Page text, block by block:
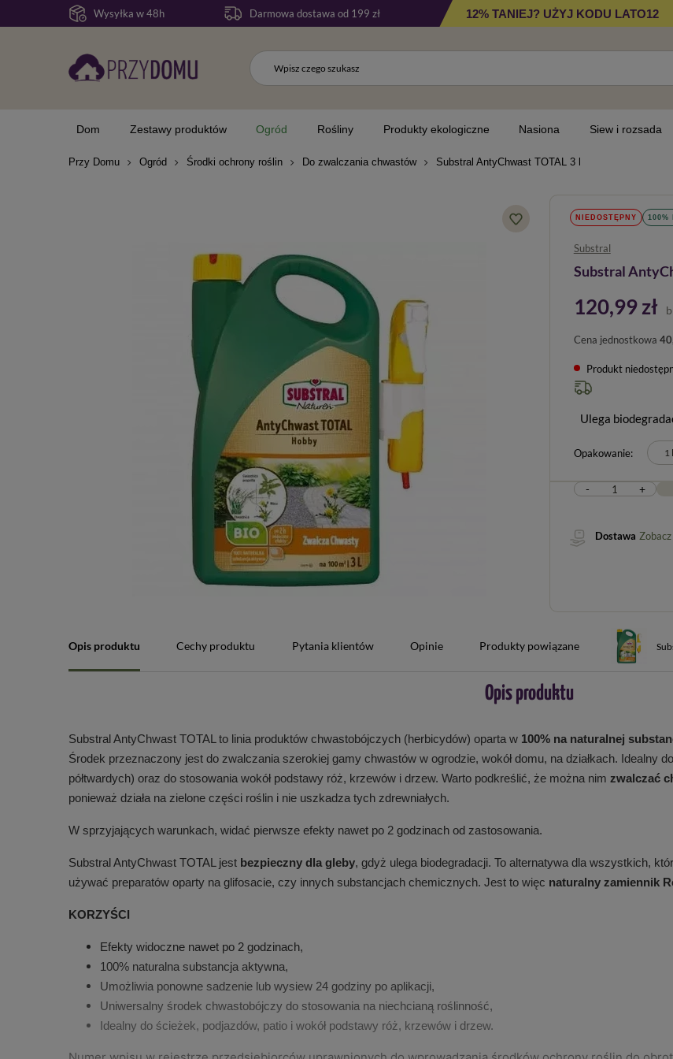
Wysyłka w 48h Darmowa dostawa od 199 zł 12% TANIEJ? UŻYJ KODU LATO12
Dom Zestawy produktów Ogród Rośliny Produkty ekologiczne Nasiona Siew i rozsada
Przy Domu Ogród Środki ochrony roślin Do zwalczania chwastów Substral AntyChwast TOTAL 3 l
NIEDOSTĘPNY 100%
Substral
Substral
120,99 zł
Cena jednostkowa
Produkt
Ulega
Opakowanie 1
- +
Dostawa
Opis produktu Cechy produktu Pytania klientów Opinie Produkty powiązane
Opis produktu
Substral AntyChwast TOTAL to linia produktów chwastobójczych (herbicydów) oparta w 100% na naturalnej
Środek przeznaczony jest do zwalczania szerokiej gamy chwastów w ogrodzie, wokół domu, na działkach. Idealny
półtwardych) oraz do stosowania wokół podstawy róż, krzewów i drzew. Warto podkreślić, że można nim zwalczać
ponieważ działa na zielone części roślin i nie uszkadza tych zdrewniałych.
W sprzyjających warunkach, widać pierwsze efekty nawet po 2 godzinach od zastosowania.
Substral AntyChwast TOTAL jest bezpieczny dla gleby, gdyż ulega biodegradacji. To alternatywa dla wszystkich,
używać preparatów oparty na glifosacie, czy innych substancjach chemicznych. Jest to więc naturalny zamiennik
KORZYŚCI
Efekty widoczne nawet po 2 godzinach,
100% naturalna substancja aktywna,
Umożliwia ponowne sadzenie lub wysiew 24 godziny po aplikacji,
Uniwersalny środek chwastobójczy do stosowania na niechcianą roślinność,
Idealny do ścieżek, podjazdów, patio i wokół podstawy róż, krzewów i drzew.